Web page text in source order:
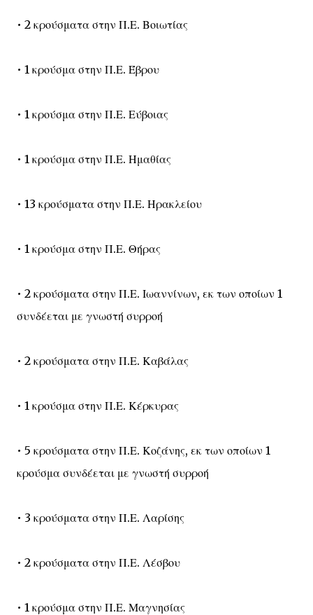
• 2 κρούσματα στην Π.Ε. Βοιωτίας
• 1 κρούσμα στην Π.Ε. Έβρου
• 1 κρούσμα στην Π.Ε. Εύβοιας
• 1 κρούσμα στην Π.Ε. Ημαθίας
• 13 κρούσματα στην Π.Ε. Ηρακλείου
• 1 κρούσμα στην Π.Ε. Θήρας
• 2 κρούσματα στην Π.Ε. Ιωαννίνων, εκ των οποίων 1
συνδέεται με γνωστή συρροή
• 2 κρούσματα στην Π.Ε. Καβάλας
• 1 κρούσμα στην Π.Ε. Κέρκυρας
• 5 κρούσματα στην Π.Ε. Κοζάνης, εκ των οποίων 1
κρούσμα συνδέεται με γνωστή συρροή
• 3 κρούσματα στην Π.Ε. Λαρίσης
• 2 κρούσματα στην Π.Ε. Λέσβου
• 1 κρούσμα στην Π.Ε. Μαγνησίας